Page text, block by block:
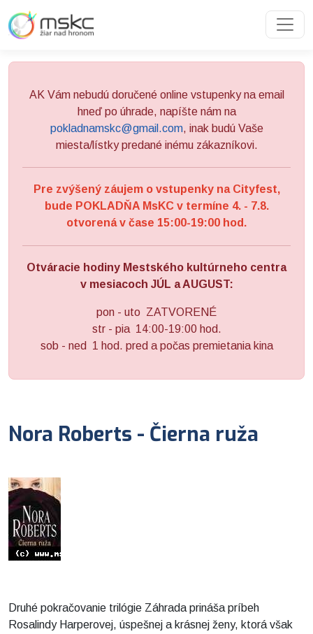
AK Vám nebudú doručené online vstupenky na email
hneď po úhrade, napíšte nám na
pokladnamskc@gmail.com, inak budú Vaše
miesta/lístky predané inému zákazníkovi.
Pre zvýšený záujem o vstupenky na Cityfest,
bude POKLADŇA MsKC v termíne 4. - 7.8.
otvorená v čase 15:00-19:00 hod.
Otváracie hodiny Mestského kultúrneho centra
v mesiacoch JÚL a AUGUST:
pon - uto ZATVORENÉ
str - pia 14:00-19:00 hod.
sob - ned 1 hod. pred a počas premietania kina
Nora Roberts - Čierna ruža
Druhé pokračovanie trilógie Záhrada prináša príbeh
Rosalindy Harperovej, úspešnej a krásnej ženy, ktorá však